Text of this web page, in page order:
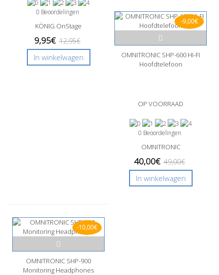
0 Beoordelingen
KÖNIG OnStage
9,95€ 12,95€
In winkelwagen
-9,00€
OMNITRONIC SHP-600 HI-FI
Hoofdtelefoon
OP VOORRAAD
0 Beoordelingen
OMNITRONIC
40,00€ 49,00€
In winkelwagen
-10,00€
OMNITRONIC SHP-900
Monitoring Headphones